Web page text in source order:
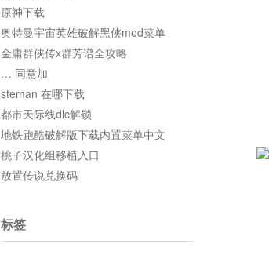
原神下载
奥特曼宇宙英雄破解黑侠mod菜单
金庸群侠传x群芳谱全攻略
… 同意加
steman 在哪下载
都市天际线dlc解锁
地铁跑酷破解版下载内置菜单中文
桃子汉化组移植入口
放置传说兑换码
标签